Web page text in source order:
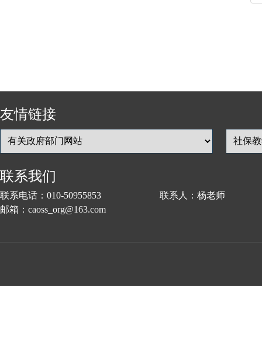
友情链接
联系我们
联系电话：010-50955853 联系人：杨老师
邮箱：caoss_org@163.com